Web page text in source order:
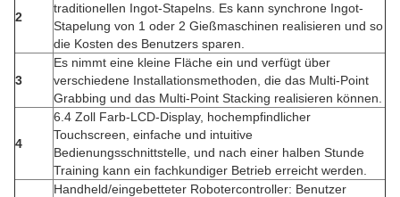
2
traditionellen Ingot-Stapelns. Es kann synchrone Ingot-
Stapelung von 1 oder 2 Gießmaschinen realisieren und so
die Kosten des Benutzers sparen.
3
Es nimmt eine kleine Fläche ein und verfügt über
verschiedene Installationsmethoden, die das Multi-Point
Grabbing und das Multi-Point Stacking realisieren können.
4
6.4 Zoll Farb-LCD-Display, hochempfindlicher
Touchscreen, einfache und intuitive
Bedienungsschnittstelle, und nach einer halben Stunde
Training kann ein fachkundiger Betrieb erreicht werden.
Handheld/eingebetteter Robotercontroller: Benutzer